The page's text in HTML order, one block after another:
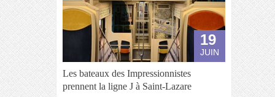
19
JUIN
Les bateaux des Impressionnistes
prennent la ligne J à Saint-Lazare